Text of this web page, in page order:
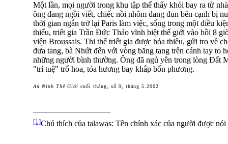
Một lần, mọi người trong khu tập thể thấy khói bay ra từ
ông đang ngồi viết, chiếc nồi nhôm đang đun bên cạnh bị
thời gian ngắn trở lại Paris làm việc, sống trong một điều
thiểu, triết gia Trần Đức Thảo vĩnh biệt thế giới vào hồi 8
viện Broussais. Thi thể triết gia được hỏa thiêu, gửi tro về
đưa tang, bà Nhứt đến với vòng băng tang trên cánh tay to
những người bình thường. Ông đã ngủ yên trong lòng Đất
"trí tuệ" trổ hoa, tỏa hương bay khắp bốn phương.
An Ninh Thế Giới cuối tháng, số 9, tháng 5.2002
[1]Chú thích của talawas: Tên chính xác của người được